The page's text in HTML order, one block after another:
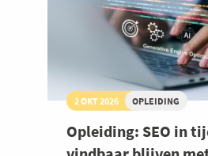
2 OKT 2026 OPLEIDING
Opleiding: SEO in